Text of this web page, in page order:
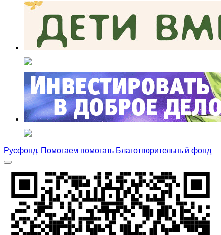
Русфонд. Помогаем помогать Благотворительный фонд